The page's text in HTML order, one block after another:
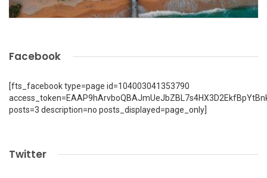
Facebook
[fts_facebook type=page id=104003041353790
posts=3 description=no posts_displayed=page_only]
Twitter